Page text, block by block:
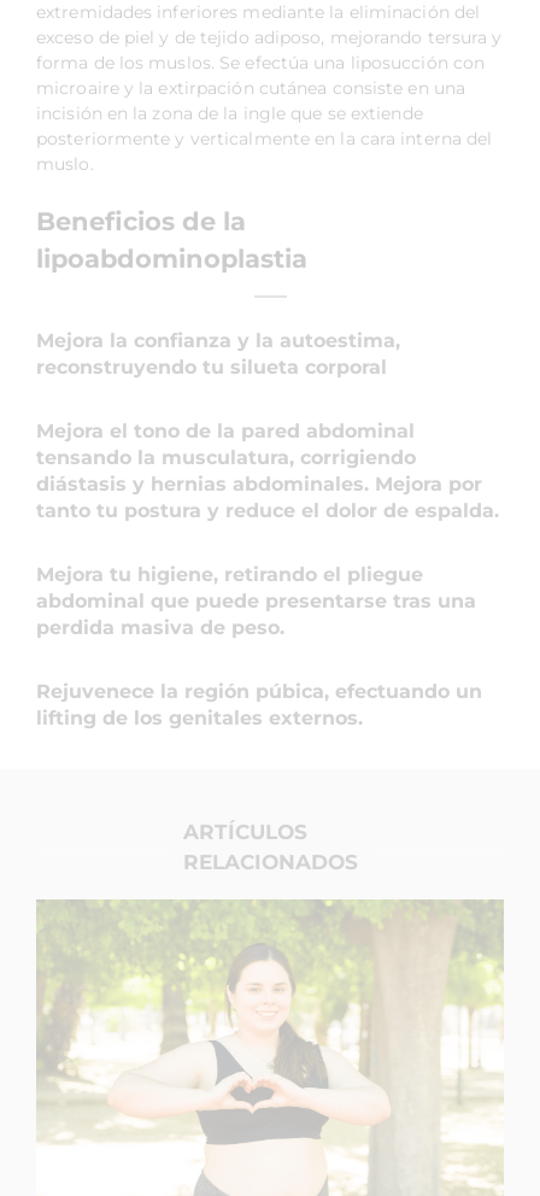
extremidades inferiores mediante la eliminación del
exceso de piel y de tejido adiposo, mejorando tersura y
forma de los muslos. Se efectúa una liposucción con
microaire y la extirpación cutánea consiste en una
incisión en la zona de la ingle que se extiende
posteriormente y verticalmente en la cara interna del
muslo.
Beneficios de la
lipoabdominoplastia
Mejora la confianza y la autoestima,
reconstruyendo tu silueta corporal
Mejora el tono de la pared abdominal
tensando la musculatura, corrigiendo
diástasis y hernias abdominales. Mejora por
tanto tu postura y reduce el dolor de espalda.
Mejora tu higiene, retirando el pliegue
abdominal que puede presentarse tras una
perdida masiva de peso.
Rejuvenece la región púbica, efectuando un
lifting de los genitales externos.
ARTÍCULOS
RELACIONADOS